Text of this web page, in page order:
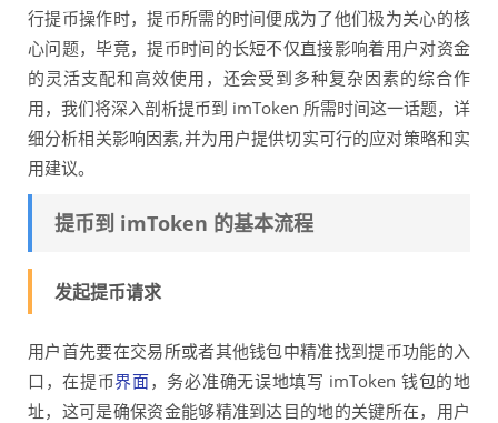
行提币操作时，提币所需的时间便成为了他们极为关心的核
心问题，毕竟，提币时间的长短不仅直接影响着用户对资金
的灵活支配和高效使用，还会受到多种复杂因素的综合作
用，我们将深入剖析提币到 imToken 所需时间这一话题，详
细分析相关影响因素,并为用户提供切实可行的应对策略和实
用建议。
提币到 imToken 的基本流程
发起提币请求
用户首先要在交易所或者其他钱包中精准找到提币功能的入
口，在提币界面，务必准确无误地填写 imToken 钱包的地
址，这可是确保资金能够精准到达目的地的关键所在，用户